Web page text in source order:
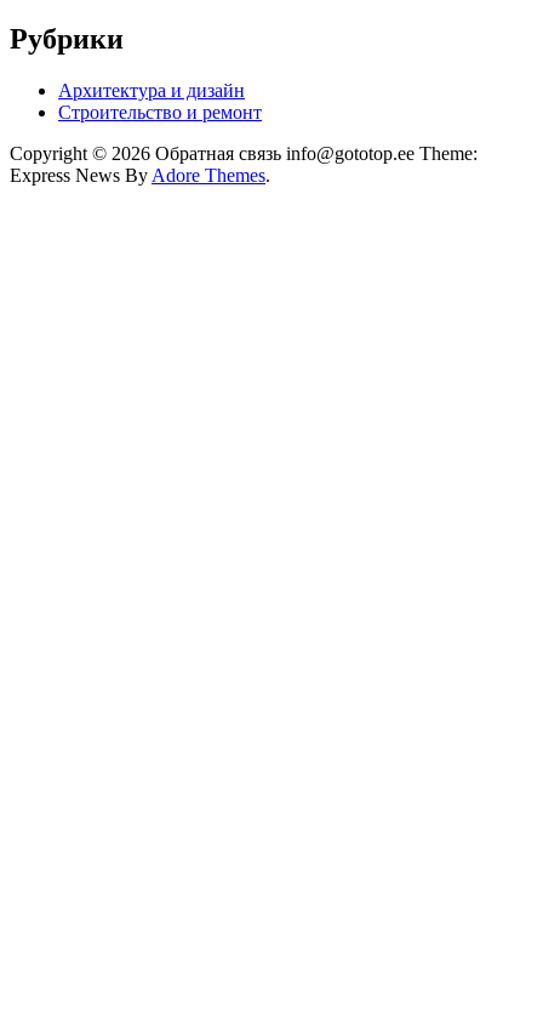
Рубрики
Архитектура и дизайн
Строительство и ремонт
Copyright © 2026 Обратная связь info@gototop.ee Theme:
Express News By Adore Themes.